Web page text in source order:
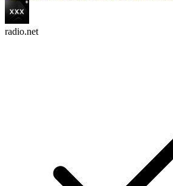
radio.net